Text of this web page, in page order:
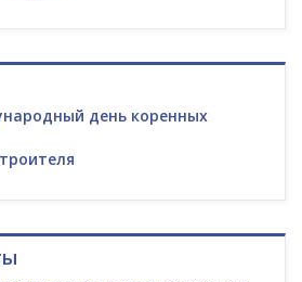
день коренных